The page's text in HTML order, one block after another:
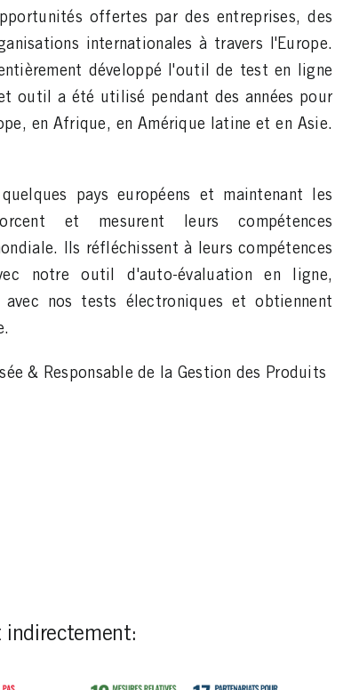
offertes par des entreprises, des
internationales à travers l'Europe.
développé l'outil de test en ligne
outil a été utilisé pendant des années pour
en Afrique, en Amérique latine et en Asie.
pays européens et maintenant les
et mesurent leurs compétences
Ils réfléchissent à leurs compétences
notre outil d'auto-évaluation en ligne,
avec nos tests électroniques et obtiennent
& Responsable de la Gestion des Produits
indirectement: